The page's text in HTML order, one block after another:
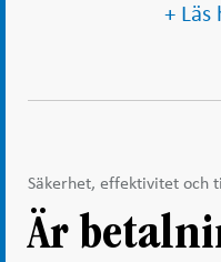
+ Läs
Säkerhet, effektivitet och
Är